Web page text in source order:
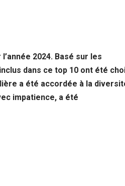
2024. Basé sur les
dans ce top 10 ont été
a été accordée à la
impatience, a été